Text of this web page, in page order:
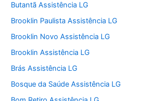
Butantã Assistência LG
Brooklin Paulista Assistência LG
Brooklin Novo Assistência LG
Brooklin Assistência LG
Brás Assistência LG
Bosque da Saúde Assistência LG